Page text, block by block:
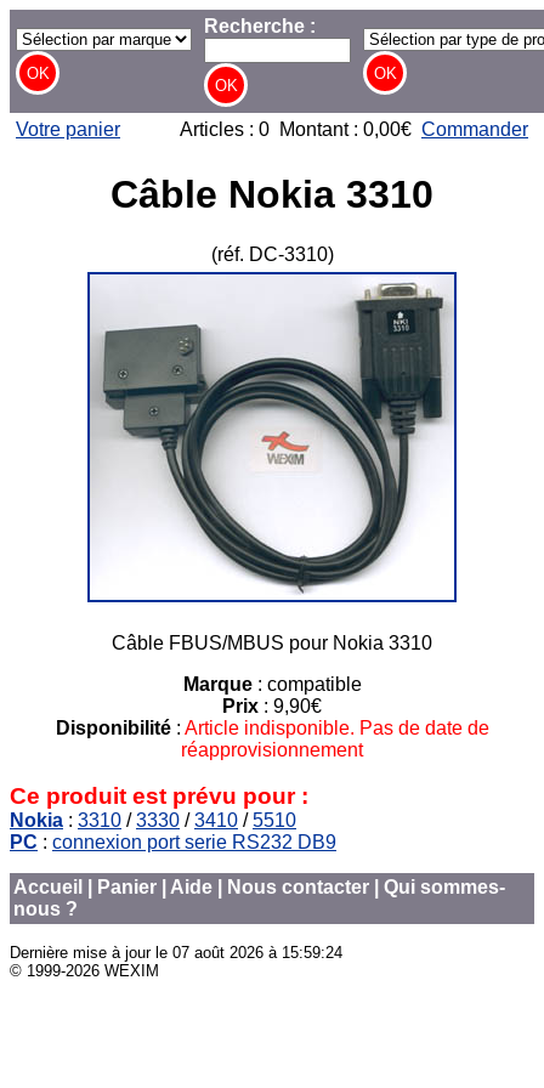
Recherche :
Votre panier Articles : 0 Montant : 0,00€ Commander
Câble Nokia 3310
(réf. DC-3310)
Câble FBUS/MBUS pour Nokia 3310
Marque: compatible
Prix : 9,90€
Disponibilité: Article indisponible. Pas de date de
réapprovisionnement
Ce produit est prévu pour :
Nokia : 3310 /3330 /3410 /5510
PC : connexion port serie RS232 DB9
Accueil Panier Aide Nous contacter
Qui sommes-
nous ?
Dernière mise à jour le 07 août 2026 à 15:59:24
© 1999-2026 WEXIM